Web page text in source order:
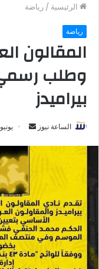
الرئيسية / رياضة
رياضة
المقالون
وطلب رسمي
بيراميدز
الساعة نيوز
أرسل
إلكترونيا
يونيو 25, 2024